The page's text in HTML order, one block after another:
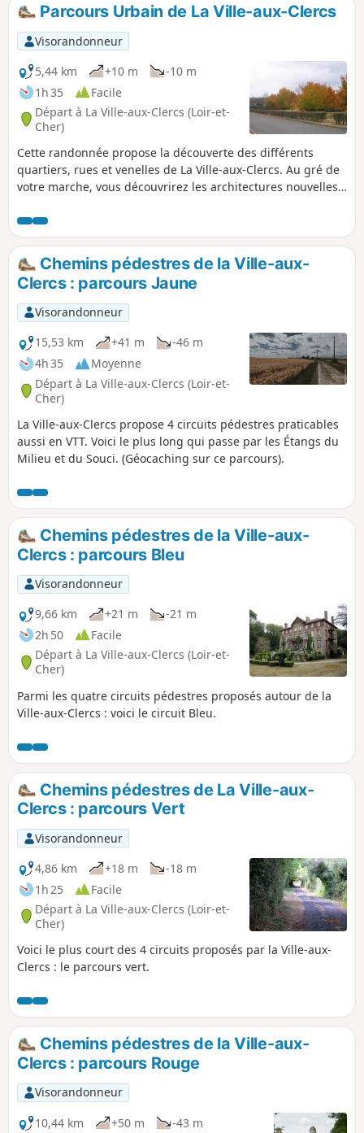
Parcours Urbain de La Ville-aux-Clercs
Visorandonneur
5,44 km
+10 m
-10 m
1h 35
Facile
Départ à La Ville-aux-Clercs (Loir-et-
Cher)
Cette randonnée propose la découverte des différents
quartiers, rues et venelles de La Ville-aux-Clercs. Au gré de
votre marche, vous découvrirez les architectures nouvelles
campagne toute proche et visite au petit cours d'eau du
Gratteloup et son gué.
Chemins pédestres de la Ville-aux-
Clercs : parcours Jaune
Visorandonneur
15,53 km
+41 m
-46 m
4h 35
Moyenne
Départ à La Ville-aux-Clercs (Loir-et-
Cher)
La Ville-aux-Clercs propose 4 circuits pédestres praticables
aussi en VTT. Voici le plus long qui passe par les Étangs du
Milieu et du Souci. (Géocaching sur ce parcours).
Chemins pédestres de la Ville-aux-
Clercs : parcours Bleu
Visorandonneur
9,66 km
+21 m
-21 m
2h 50
Facile
Départ à La Ville-aux-Clercs (Loir-et-
Cher)
Parmi les quatre circuits pédestres proposés autour de la
Ville-aux-Clercs : voici le circuit Bleu.
Chemins pédestres de La Ville-aux-
Clercs : parcours Vert
Visorandonneur
4,86 km
+18 m
-18 m
1h 25
Facile
Départ à La Ville-aux-Clercs (Loir-et-
Cher)
Voici le plus court des 4 circuits proposés par la Ville-aux-
Clercs : le parcours vert.
Chemins pédestres de la Ville-aux-
Clercs : parcours Rouge
Visorandonneur
10,44 km
+50 m -43 m